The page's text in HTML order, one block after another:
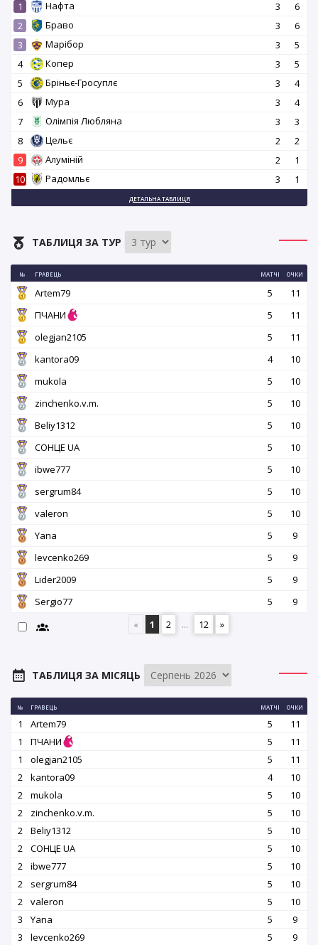
1 Нафта 3
6
2
Браво 3
6
3
Марібор 3
5
4
Копер 3
5
5
Бріньє-Гросуплє 3
4
6
Мура 3
4
7
Олімпія Любляна 3
3
8
Цельє 2
2
9
Алуміній 2
1
10
Радомльє 3 1
ДЕТАЛЬНА ТАБЛИЦЯ
ТАБЛИЦЯ ЗА ТУР
№ ГРАВЕЦЬ МАТЧІ ОЧКИ
Artem79 5
11
ПЧАНИ
5
11
olegjan2105
5
11
kantora09
4
10
mukola
5
10
zinchenko.v.m.
5
10
Beliy1312
5
10
СОНЦЕ UA
5
10
ibwe777
5
10
sergrum84
5
10
valeron
5
10
Yana
5
9
levcenko269
5
9
Lider2009
5
9
Sergio77
5
9
«
1 2 ... 12 »
ТАБЛИЦЯ ЗА МІСЯЦЬ
№ ГРАВЕЦЬ МАТЧІ ОЧКИ
1 Artem79 5
11
1
ПЧАНИ 5
11
1
olegjan2105 5
11
2
kantora09 4
10
2
mukola 5
10
2
zinchenko.v.m. 5
10
2
Beliy1312 5
10
2
СОНЦЕ UA 5
10
2
ibwe777 5
10
2
sergrum84 5
10
2
valeron 5
10
3
Yana 5
9
3
levcenko269 5 9